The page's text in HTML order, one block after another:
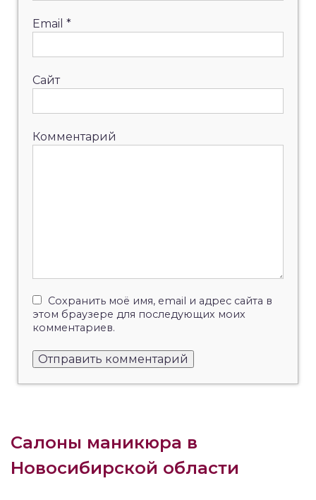
Email *
Сайт
Комментарий
Сохранить моё имя, email и адрес сайта в
этом браузере для последующих моих
комментариев.
Салоны маникюра в
Новосибирской области